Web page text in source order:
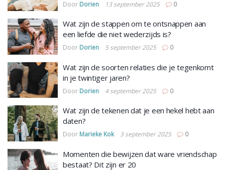
Door Dorien 13 september 2025 0
Wat zijn de stappen om te ontsnappen aan
een liefde die niet wederzijds is?
Door Dorien 5 september 2025 0
Wat zijn de soorten relaties die je tegenkomt
in je twintiger jaren?
Door Dorien 4 september 2025 0
Wat zijn de tekenen dat je een hekel hebt aan
daten?
Door Marieke Kok 3 september 2025 0
Momenten die bewijzen dat ware vriendschap
bestaat? Dit zijn er 20